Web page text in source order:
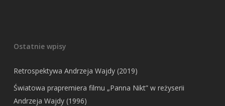
Ostatnie wpisy
Retrospektywa Andrzeja Wajdy (2019)
Światowa prapremiera filmu „Panna Nikt” w reżyserii
Andrzeja Wajdy (1996)